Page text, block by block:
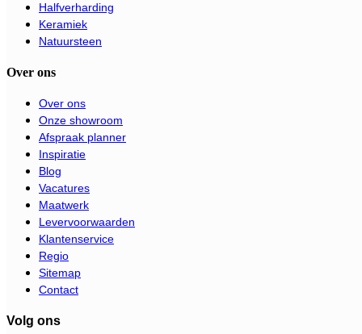
Halfverharding
Keramiek
Natuursteen
Over ons
Over ons
Onze showroom
Afspraak planner
Inspiratie
Blog
Vacatures
Maatwerk
Levervoorwaarden
Klantenservice
Regio
Sitemap
Contact
Volg ons